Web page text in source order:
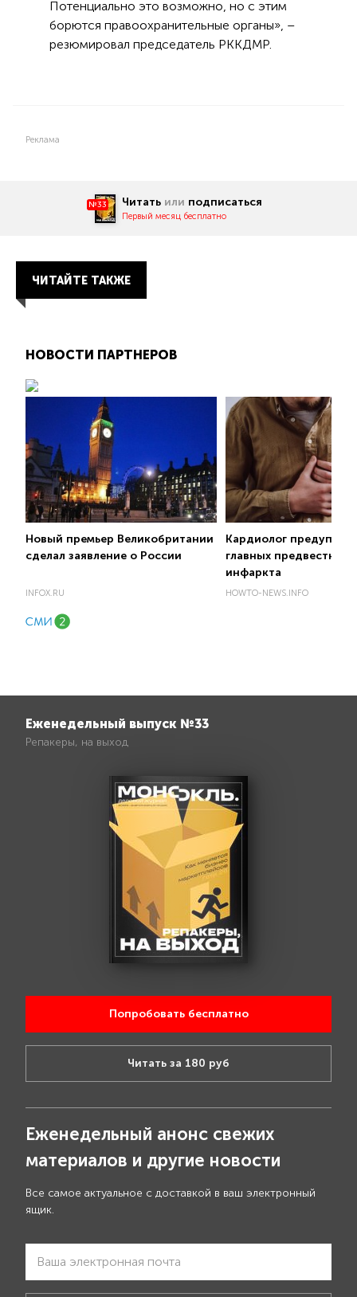
Потенциально это возможно, но с этим
борются правоохранительные органы», –
резюмировал председатель РККДМР.
Реклама
№33 Читать или подписаться
Первый месяц бесплатно
ЧИТАЙТЕ ТАКЖЕ
НОВОСТИ ПАРТНЕРОВ
Новый премьер Великобритании
сделал заявление о России
INFOX.RU
Кардиолог
главных
инфаркта
HOWTO-NEWS.INFO
Еженедельный выпуск №33
Репакеры, на выход
Попробовать бесплатно
Читать за 180 руб
Еженедельный анонс свежих
материалов и другие новости
Все самое актуальное с доставкой в ваш электронный
ящик.